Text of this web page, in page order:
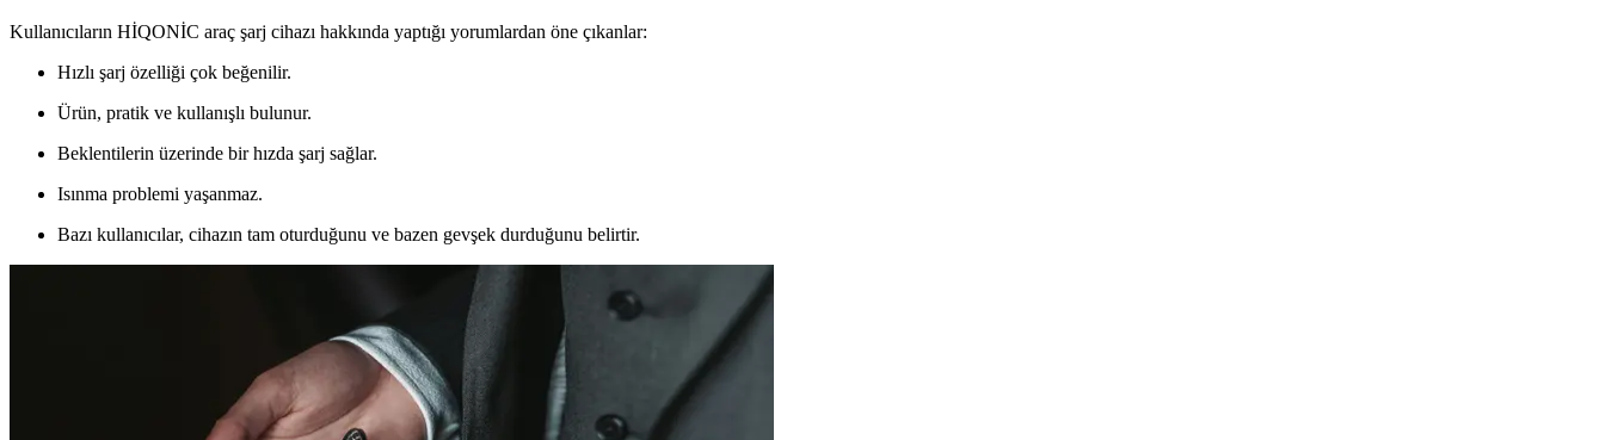
Kullanıcıların HİQONİC araç şarj cihazı hakkında yaptığı yorumlardan öne çıkanlar:
Hızlı şarj özelliği çok beğenilir.
Ürün, pratik ve kullanışlı bulunur.
Beklentilerin üzerinde bir hızda şarj sağlar.
Isınma problemi yaşanmaz.
Bazı kullanıcılar, cihazın tam oturduğunu ve bazen gevşek durduğunu belirtir.